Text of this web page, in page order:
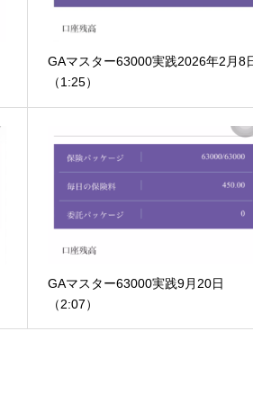
GAマスター63000実践2026年2月8
（1:25）
GAマスター63000実践9月20日
（2:07）